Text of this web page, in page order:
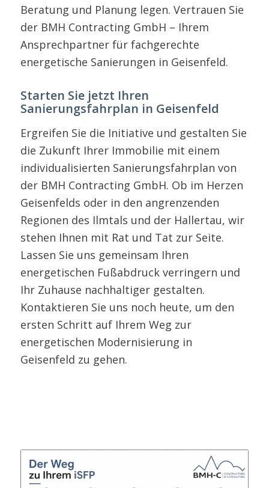
Beratung und Planung legen. Vertrauen Sie
der BMH Contracting GmbH – Ihrem
Ansprechpartner für fachgerechte
energetische Sanierungen in Geisenfeld.
Starten Sie jetzt Ihren
Sanierungsfahrplan in Geisenfeld
Ergreifen Sie die Initiative und gestalten Sie
die Zukunft Ihrer Immobilie mit einem
individualisierten Sanierungsfahrplan von
der BMH Contracting GmbH. Ob im Herzen
Geisenfelds oder in den angrenzenden
Regionen des Ilmtals und der Hallertau, wir
stehen Ihnen mit Rat und Tat zur Seite.
Lassen Sie uns gemeinsam Ihren
energetischen Fußabdruck verringern und
Ihr Zuhause nachhaltiger gestalten.
Kontaktieren Sie uns noch heute, um den
ersten Schritt auf Ihrem Weg zur
energetischen Modernisierung in
Geisenfeld zu gehen.